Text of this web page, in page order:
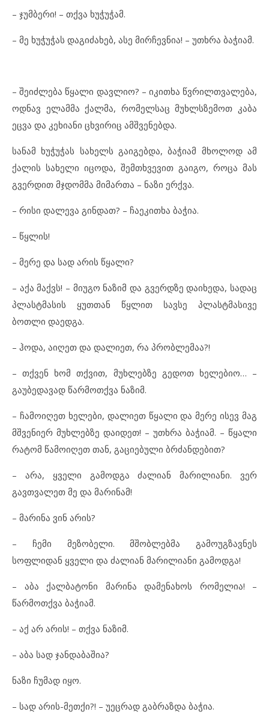
– ჯუმბერი! – თქვა ხუჭუჭამ.
– მე ხუჭუჭას დაგიძახებ, ასე მირჩევნია! – უთხრა ბაჭიამ.
– შეიძლება წყალი დავლიო? – იკითხა წვრილთვალება,
ოდნავ ელამმა ქალმა, რომელსაც მუხლსზემოთ კაბა
ეცვა და კეხიანი ცხვირიც ამშვენებდა.
სანამ ხუჭუჭას სახელს გაიგებდა, ბაჭიამ მხოლოდ ამ
ქალის სახელი იცოდა, შემთხვევით გაიგო, როცა მას
გვერდით მჯდომმა მიმართა – ნაზი ერქვა.
– რისი დალევა გინდათ? – ჩაეკითხა ბაჭია.
– წყლის!
– მერე და სად არის წყალი?
– აქა მაქვს! – მიუგო ნაზიმ და გვერდზე დაიხედა, სადაც
პლასტმასის ყუთთან წყლით სავსე პლასტმასივე
ბოთლი დაედგა.
– ჰოდა, აიღეთ და დალიეთ, რა პრობლემაა?!
– თქვენ ხომ თქვით, მუხლებზე გედოთ ხელებიო… –
გაუბედავად წარმოთქვა ნაზიმ.
– ჩამოიღეთ ხელები, დალიეთ წყალი და მერე ისევ მაგ
მშვენიერ მუხლებზე დაიდეთ! – უთხრა ბაჭიამ. – წყალი
რატომ წამოიღეთ თან, გაციებული ბრძანდებით?
– არა, ყველი გამოდგა ძალიან მარილიანი. ვერ
გავთვალეთ მე და მარინამ!
– მარინა ვინ არის?
– ჩემი მეზობელი. მშობლებმა გამოუგზავნეს
სოფლიდან ყველი და ძალიან მარილიანი გამოდგა!
– აბა ქალბატონი მარინა დამენახოს რომელია! –
წარმოთქვა ბაჭიამ.
– აქ არ არის! – თქვა ნაზიმ.
– აბა სად ჯანდაბაშია?
ნაზი ჩუმად იყო.
– სად არის-მეთქი?! – უეცრად გაბრაზდა ბაჭია.